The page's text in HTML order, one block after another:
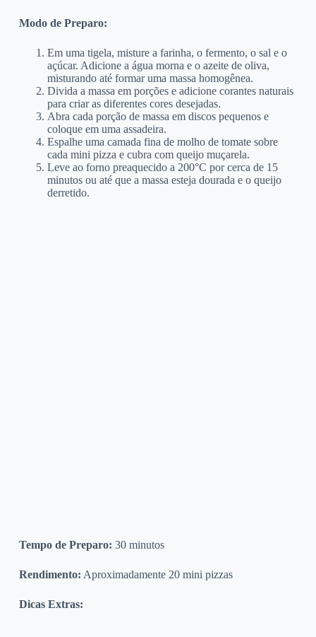
Modo de Preparo:
Em uma tigela, misture a farinha, o fermento, o sal e o
açúcar. Adicione a água morna e o azeite de oliva,
misturando até formar uma massa homogênea.
Divida a massa em porções e adicione corantes naturais
para criar as diferentes cores desejadas.
Abra cada porção de massa em discos pequenos e
coloque em uma assadeira.
Espalhe uma camada fina de molho de tomate sobre
cada mini pizza e cubra com queijo muçarela.
Leve ao forno preaquecido a 200°C por cerca de 15
minutos ou até que a massa esteja dourada e o queijo
derretido.
Tempo de Preparo: 30 minutos
Rendimento: Aproximadamente 20 mini pizzas
Dicas Extras: